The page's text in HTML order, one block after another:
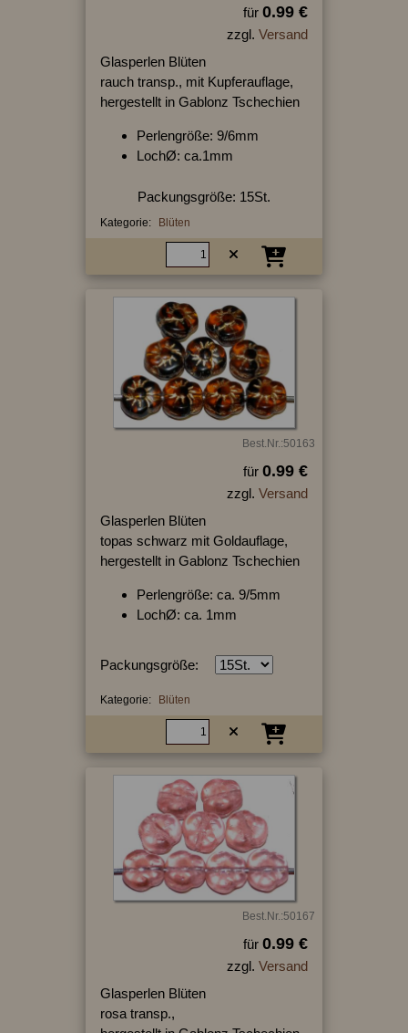
für 0.99 €
zzgl. Versand
Glasperlen Blüten
rauch transp., mit Kupferauflage,
hergestellt in Gablonz Tschechien
Perlengröße: 9/6mm
LochØ: ca.1mm
Packungsgröße: 15St.
Kategorie: Blüten
Best.Nr.:50163
für 0.99 €
zzgl. Versand
Glasperlen Blüten
topas schwarz mit Goldauflage,
hergestellt in Gablonz Tschechien
Perlengröße: ca. 9/5mm
LochØ: ca. 1mm
Packungsgröße:
Kategorie: Blüten
Best.Nr.:50167
für 0.99 €
zzgl. Versand
Glasperlen Blüten
rosa transp.,